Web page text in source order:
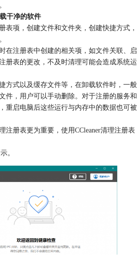
干净的软件
表项，创建文件和文件夹，创建快捷方式，
在注册表中创建的相关项，如文件关联、启
册表的更改，不及时清理可能会造成系统运
方式以及缓存文件等，在卸载软件时，一般
件，用户可以手动删除。对于注册的服务和
重启电脑后这些运行与内存中的数据也可被
注册表更为重要，使用CCleaner清理注册表
。